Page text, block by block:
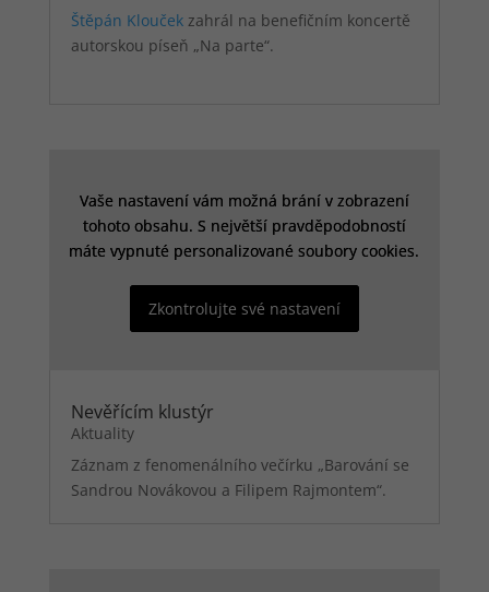
Štěpán Kloučekzahrál na benefičním koncertě
autorskou píseň „Na parte“.
Vaše nastavení vám možná brání v zobrazení
tohoto obsahu. S největší pravděpodobností
máte vypnuté personalizované soubory cookies.
Zkontrolujte své nastavení
Vaše nastavení vám možná brání v zobrazení
tohoto obsahu. S největší pravděpodobností
máte vypnuté personalizované soubory cookies.
Zkontrolujte své nastavení
Nevěřícím klustýr
Aktuality
Záznam z fenomenálního večírku „Barování se
Sandrou Novákovou a Filipem Rajmontem“.